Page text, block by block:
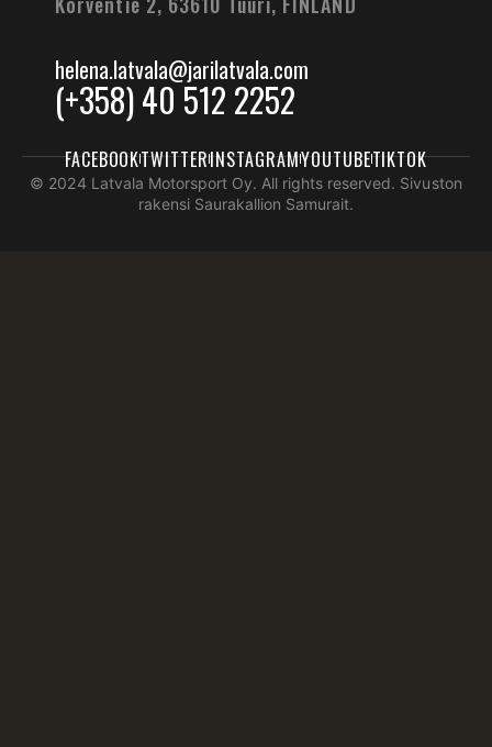
helena.latvala@jarilatvala.com
(+358) 40 512 2252
© 2024 Latvala Motorsport Oy. All rights reserved. Sivuston
rakensi Saurakallion Samurait.
FACEBOOKTWITTERINSTAGRAMYOUTUBETIKTOK